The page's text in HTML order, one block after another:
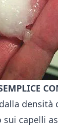
densità
capelli